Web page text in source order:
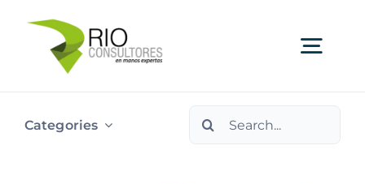
content
Categories
Search